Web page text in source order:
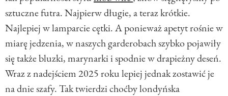
sztuczne futra. Najpierw długie, a teraz krótkie.
Najlepiej w lamparcie cętki. A ponieważ apetyt rośnie w
miarę jedzenia, w naszych garderobach szybko pojawiły
się także bluzki, marynarki i spodnie w drapieżny deseń.
Wraz z nadejściem 2025 roku lepiej jednak zostawić je
na dnie szafy. Tak twierdzi choćby londyńska